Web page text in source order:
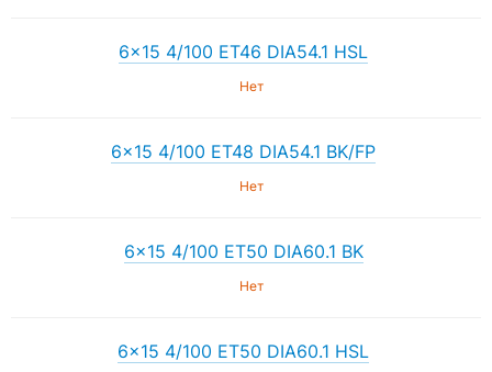
6×15 4/100 ET46 DIA54.1 HSL
Нет
6×15 4/100 ET48 DIA54.1 BK/FP
Нет
6×15 4/100 ET50 DIA60.1 BK
Нет
6×15 4/100 ET50 DIA60.1 HSL